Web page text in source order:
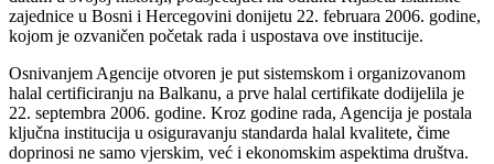
zajednice u Bosni i Hercegovini donijetu 22. februara 2006. godine,
kojom je ozvaničen početak rada i uspostava ove institucije.
Osnivanjem Agencije otvoren je put sistemskom i organizovanom
halal certificiranju na Balkanu, a prve halal certifikate dodijelila je
22. septembra 2006. godine. Kroz godine rada, Agencija je postala
ključna institucija u osiguravanju standarda halal kvalitete, čime
doprinosi ne samo vjerskim, već i ekonomskim aspektima društva.